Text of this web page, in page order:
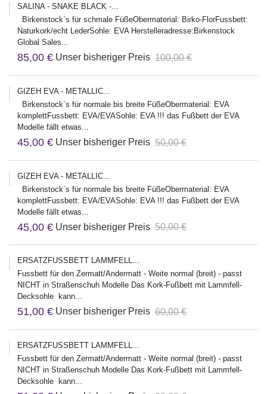
SALINA - SNAKE BLACK -...
Birkenstock`s für schmale FüßeObermaterial: Birko-FlorFussbett:
Naturkork/echt LederSohle: EVA Herstelleradresse:Birkenstock
Global Sales...
85,00 € Unser bisheriger Preis 100,00 €
GIZEH EVA - METALLIC...
Birkenstock`s für normale bis breite FüßeObermaterial: EVA
komplettFussbett: EVA/EVASohle: EVA !!! das Fußbett der EVA
Modelle fällt etwas...
45,00 € Unser bisheriger Preis 50,00 €
GIZEH EVA - METALLIC...
Birkenstock`s für normale bis breite FüßeObermaterial: EVA
komplettFussbett: EVA/EVASohle: EVA !!! das Fußbett der EVA
Modelle fällt etwas...
45,00 € Unser bisheriger Preis 50,00 €
ERSATZFUSSBETT LAMMFELL...
Fussbett für den Zermatt/Andermatt - Weite normal (breit) - passt
NICHT in Straßenschuh Modelle Das Kork-Fußbett mit Lammfell-
Decksohle kann...
51,00 € Unser bisheriger Preis 60,00 €
ERSATZFUSSBETT LAMMFELL...
Fussbett für den Zermatt/Andermatt - Weite normal (breit) - passt
NICHT in Straßenschuh Modelle Das Kork-Fußbett mit Lammfell-
Decksohle kann...